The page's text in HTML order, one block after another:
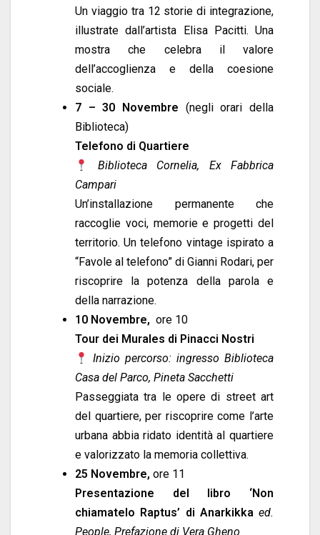
Un viaggio tra 12 storie di integrazione,
illustrate dall’artista Elisa Pacitti. Una
mostra che celebra il valore
dell’accoglienza e della coesione
sociale.
7 – 30 Novembre (negli orari della
Biblioteca)
Telefono di Quartiere
Biblioteca Cornelia, Ex Fabbrica
Campari
Un’installazione permanente che
raccoglie voci, memorie e progetti del
territorio. Un telefono vintage ispirato a
“Favole al telefono” di Gianni Rodari, per
riscoprire la potenza della parola e
della narrazione.
10 Novembre, ore 10
Tour dei Murales di Pinacci Nostri
Inizio percorso: ingresso Biblioteca
Casa del Parco, Pineta Sacchetti
Passeggiata tra le opere di street art
del quartiere, per riscoprire come l’arte
urbana abbia ridato identità al quartiere
e valorizzato la memoria collettiva.
25 Novembre, ore 11
Presentazione del libro ‘Non
chiamatelo Raptus’ di Anarkikka ed.
People, Prefazione di Vera Gheno